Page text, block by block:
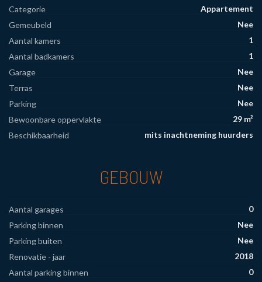
Categorie
Appartement
Gemeubeld
Nee
Aantal kamers
1
Aantal badkamers
1
Garage
Nee
Terras
Nee
Parking
Nee
Bewoonbare oppervlakte
29 m²
Beschikbaarheid
mits inachtneming huurders
GEBOUW
Aantal garages
0
Parking binnen
Nee
Parking buiten
Nee
Renovatie - jaar
2018
Aantal parking binnen
0